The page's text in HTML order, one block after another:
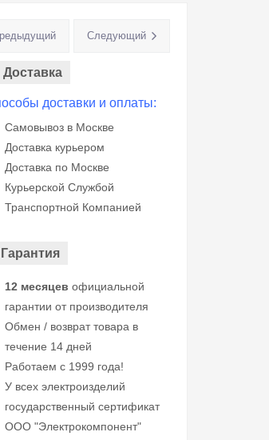
Следующий
Доставка
доставки и оплаты:
Самовывоз в Москве
Доставка курьером
Доставка по Москве
Курьерской Службой
Транспортной Компанией
Гарантия
12 месяцев официальной
гарантии от производителя
Обмен / возврат товара в
течение 14 дней
Работаем с 1999 года!
У всех электроизделий
государственный сертификат
ООО "Электрокомпонент"